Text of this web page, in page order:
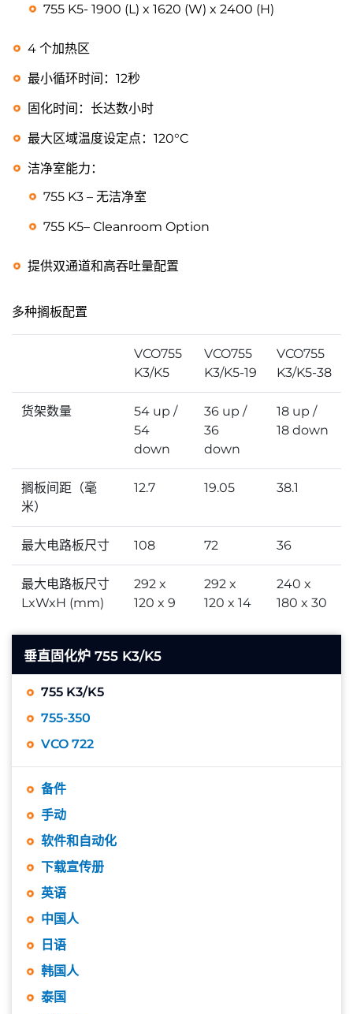
755 K5- 1900 (L) x 1620 (W) x 2400 (H)
4 个加热区
最小循环时间：12秒
固化时间：长达数小时
最大区域温度设定点：120°C
洁净室能力：
755 K3 – 无洁净室
755 K5– Cleanroom Option
提供双通道和高吞吐量配置
多种搁板配置
VCO755
K3/K5
VCO755
K3/K5-19
VCO755
K3/K5-38
货架数量
54 up /
54
down
36 up /
36
down
18 up /
18 down
搁板间距（毫
米）
12.7 19.05 38.1
最大电路板尺寸 108 72 36
最大电路板尺寸
LxWxH (mm)
292 x
120 x 9
292 x
120 x 14
240 x
180 x 30
垂直固化炉 755 K3/K5
755 K3/K5
755-350
VCO 722
备件
手动
软件和自动化
下载宣传册
英语
中国人
日语
韩国人
泰国